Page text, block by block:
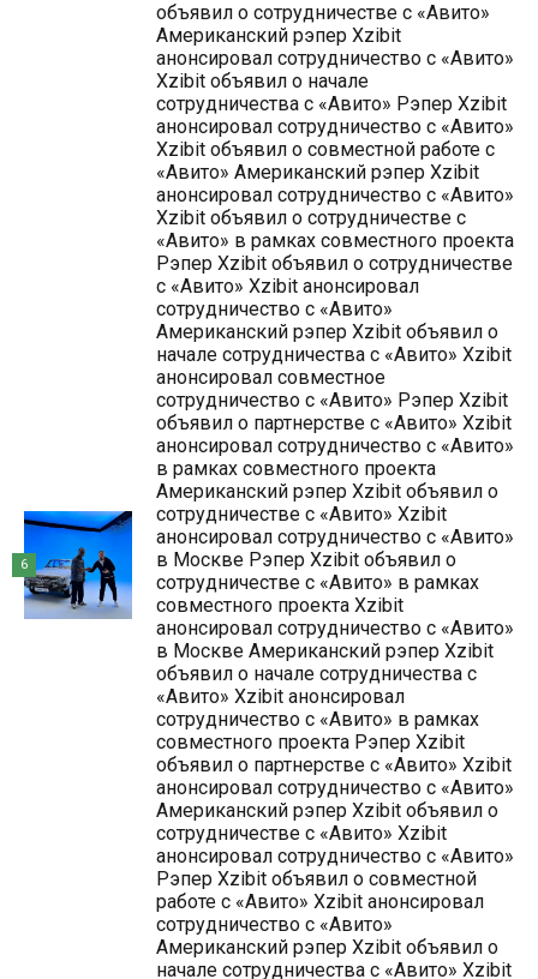
объявил о сотрудничестве с «Авито»
Американский рэпер Xzibit
анонсировал сотрудничество с «Авито»
Xzibit объявил о начале
сотрудничества с «Авито» Рэпер Xzibit
анонсировал сотрудничество с «Авито»
Xzibit объявил о совместной работе с
«Авито» Американский рэпер Xzibit
анонсировал сотрудничество с «Авито»
Xzibit объявил о сотрудничестве с
«Авито» в рамках совместного проекта
Рэпер Xzibit объявил о сотрудничестве
с «Авито» Xzibit анонсировал
сотрудничество с «Авито»
Американский рэпер Xzibit объявил о
начале сотрудничества с «Авито» Xzibit
анонсировал совместное
сотрудничество с «Авито» Рэпер Xzibit
объявил о партнерстве с «Авито» Xzibit
анонсировал сотрудничество с «Авито»
в рамках совместного проекта
Американский рэпер Xzibit объявил о
сотрудничестве с «Авито» Xzibit
анонсировал сотрудничество с «Авито»
в Москве Рэпер Xzibit объявил о
сотрудничестве с «Авито» в рамках
совместного проекта Xzibit
анонсировал сотрудничество с «Авито»
в Москве Американский рэпер Xzibit
объявил о начале сотрудничества с
«Авито» Xzibit анонсировал
сотрудничество с «Авито» в рамках
совместного проекта Рэпер Xzibit
объявил о партнерстве с «Авито» Xzibit
анонсировал сотрудничество с «Авито»
Американский рэпер Xzibit объявил о
сотрудничестве с «Авито» Xzibit
анонсировал сотрудничество с «Авито»
Рэпер Xzibit объявил о совместной
работе с «Авито» Xzibit анонсировал
сотрудничество с «Авито»
Американский рэпер Xzibit объявил о
начале сотрудничества с «Авито» Xzibit
6